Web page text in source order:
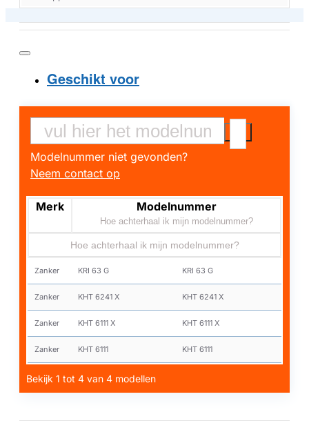
Geschikt voor
Modelnummer niet gevonden?
Neem contact op
Merk Modelnummer
Hoe achterhaal ik mijn modelnummer?
Hoe achterhaal ik mijn modelnummer?
Zanker KRI 63 G KRI 63 G
Zanker KHT 6241 X KHT 6241 X
Zanker KHT 6111 X KHT 6111 X
Zanker KHT 6111 KHT 6111
Bekijk 1 tot 4 van 4 modellen